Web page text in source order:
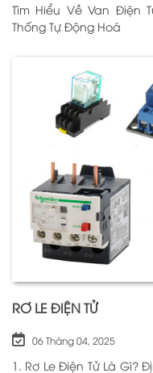
Tìm Hiểu Về Van Điện
Thống Tự Động Hoá
RƠ LE ĐIỆN TỬ
06 Tháng 04, 2025
1. Rơ Le Điện Tử Là Gì? Định Nghĩa và Nguyên Lý Hoạt Động